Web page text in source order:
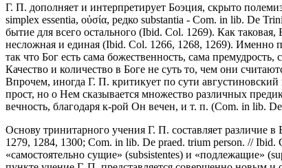
Г. П. дополняет и интерпретирует Боэция, скрыто
simplex essentia, οὐσία, редко substantia - Com. in lib. De
бытие для всего остального (Ibid. Col. 1269). Как
несложная и единая (Ibid. Col. 1266, 1268, 1269). Именно
так что Бог есть сама божественность, сама
Качество и количество в Боге не суть то, чем они
Впрочем, иногда Г. П. критикует по сути
прост, но о Нем сказывается множество различных
вечность, благодаря к-рой Он вечен, и т. п. (Com. in lib.
Основу тринитарного учения Г. П. составляет различие
1279, 1284, 1300; Com. in lib. De praed. trium person. //
«самостоятельно сущие» (subsistentes) и «подлежащие»